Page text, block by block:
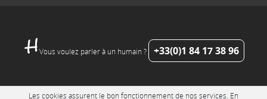
Vous voulez parler à un humain ? +33(0)1 84 17 38 96
Les cookies assurent le bon fonctionnement de nos services. En